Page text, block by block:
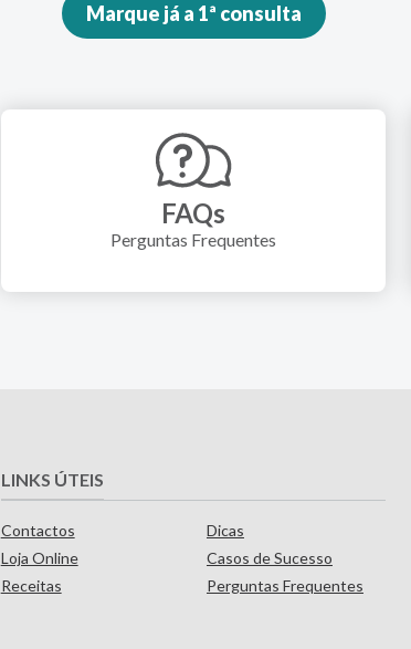
Marque já a 1ª consulta
FAQs
Perguntas Frequentes
LINKS ÚTEIS
Contactos
Loja Online
Receitas
Dicas
Casos de Sucesso
Perguntas Frequentes